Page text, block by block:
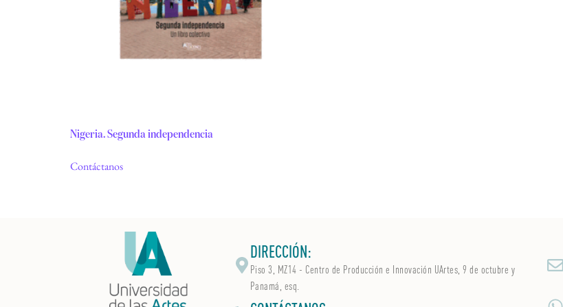
Nigeria. Segunda independencia
Contáctanos
DIRECCIÓN:
Piso 3, MZ14 - Centro de Producción e Innovación UArtes, 9 de octubre y
Panamá, esq.